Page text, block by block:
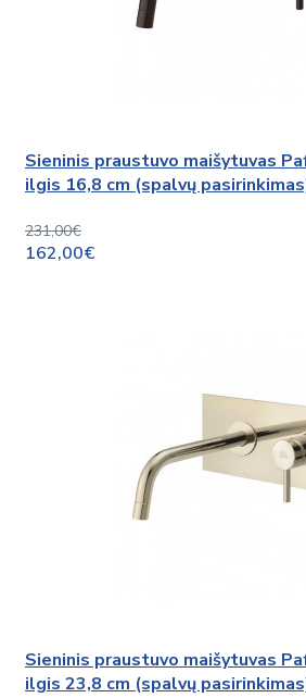
Sieninis praustuvo maišytuvas
ilgis 16,8 cm (spalvų
231,00€
162,00€
Sieninis praustuvo maišytuvas
ilgis 23,8 cm (spalvų